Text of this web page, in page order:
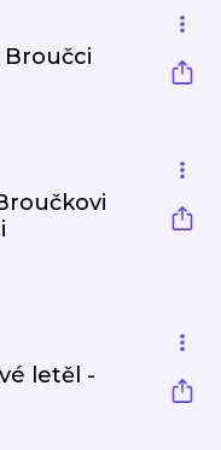
Broučci
letěl -